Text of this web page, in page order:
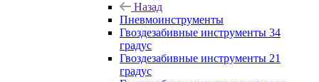
Назад
Пневмоинструменты
Гвоздезабивные инструменты 34
градус
Гвоздезабивные инструменты 21
градус